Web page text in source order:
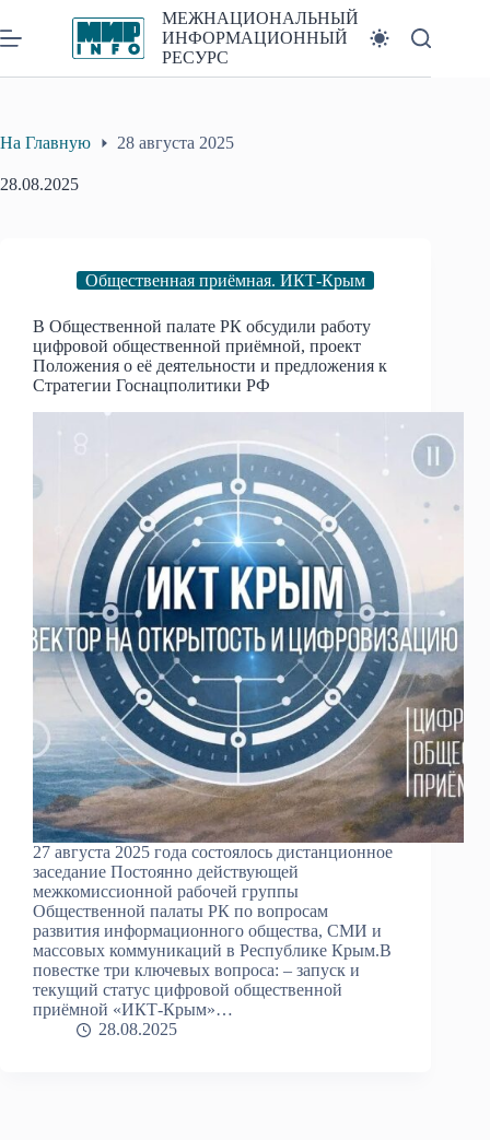
к
сути
МЕЖНАЦИОНАЛЬНЫЙ
ИНФОРМАЦИОННЫЙ
РЕСУРС
На Главную 28 августа 2025
28.08.2025
Общественная приёмная. ИКТ-Крым
В Общественной палате РК обсудили работу
цифровой общественной приёмной, проект
Положения о её деятельности и предложения к
Стратегии Госнацполитики РФ
27 августа 2025 года состоялось дистанционное
заседание Постоянно действующей
межкомиссионной рабочей группы
Общественной палаты РК по вопросам
развития информационного общества, СМИ и
массовых коммуникаций в Республике Крым.В
повестке три ключевых вопроса: – запуск и
текущий статус цифровой общественной
приёмной «ИКТ-Крым»…
28.08.2025